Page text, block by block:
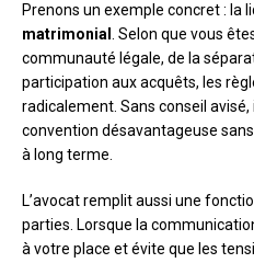
Prenons un exemple concret : la
matrimonial
. Selon que vous
communauté légale, de la
participation aux acquêts, les
radicalement. Sans conseil
convention désavantageuse
à long terme.
L’avocat remplit aussi une
parties. Lorsque la
à votre place et évite que les